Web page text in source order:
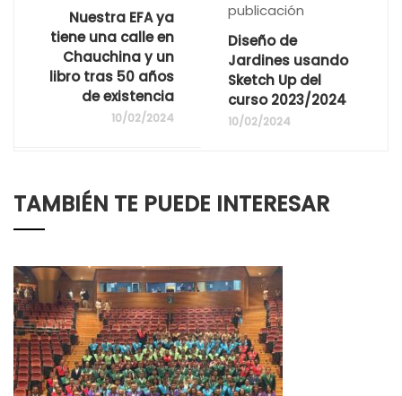
Nuestra EFA ya
tiene una calle en
Chauchina y un
libro tras 50 años
de existencia
10/02/2024
publicación
Diseño de
Jardines usando
Sketch Up del
curso 2023/2024
10/02/2024
TAMBIÉN TE PUEDE INTERESAR